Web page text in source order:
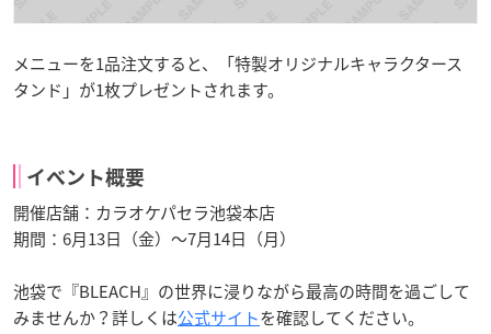
メニューを1品注文すると、「特製オリジナルキャラクタース
タンド」が1枚プレゼントされます。
イベント概要
開催店舗：カラオケパセラ池袋本店
期間：6月13日（金）〜7月14日（月）
池袋で『BLEACH』の世界に浸りながら最高の時間を過ごして
みませんか？詳しくは公式サイトを確認してください。